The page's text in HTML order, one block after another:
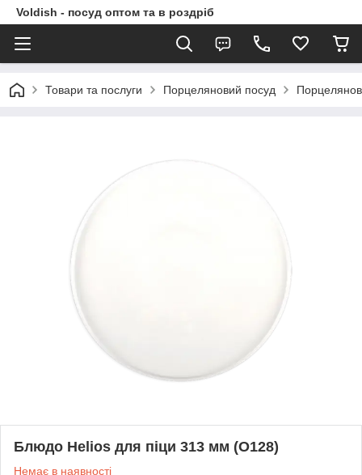
Voldish - посуд оптом та в роздріб
Товари та послуги Порцеляновий посуд
Блюдо Helios для піци 313 мм (O128)
Немає в наявності